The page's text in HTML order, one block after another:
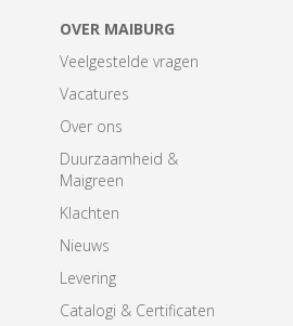
OVER MAIBURG
Veelgestelde vragen
Vacatures
Over ons
Duurzaamheid &
Maigreen
Klachten
Nieuws
Levering
Catalogi & Certificaten